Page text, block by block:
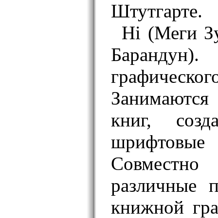
Штутгарте.
Hi (Меги
книг,
различные
книжной